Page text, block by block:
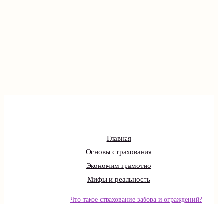
Главная
Основы страхования
Экономим грамотно
Мифы и реальность
Что такое страхование забора и ограждений?